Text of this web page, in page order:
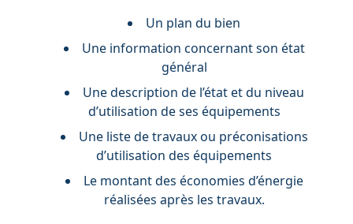
Un plan du bien
Une information concernant son état
général
Une description de l’état et du niveau
d’utilisation de ses équipements
Une liste de travaux ou préconisations
d’utilisation des équipements
Le montant des économies d’énergie
réalisées après les travaux.